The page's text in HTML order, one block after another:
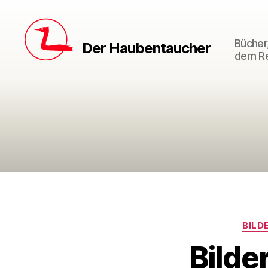
Der Haubentaucher
dem